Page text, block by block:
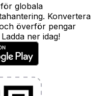
globala
Konvertera
överför pengar
ner idag!